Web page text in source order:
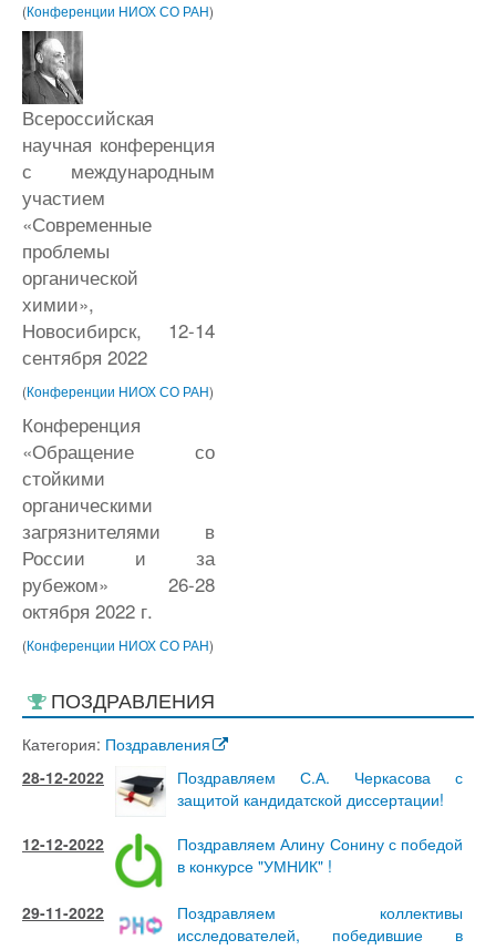
(Конференции НИОХ СО РАН)
Всероссийская
научная конференция
с международным
участием
«Современные
проблемы
органической
химии»,
Новосибирск, 12-14
сентября 2022
(Конференции НИОХ СО РАН)
Конференция
«Обращение со
стойкими
органическими
загрязнителями в
России и за
рубежом» 26-28
октября 2022 г.
(Конференции НИОХ СО РАН)
ПОЗДРАВЛЕНИЯ
Категория: Поздравления
28-12-2022
Поздравляем С.А. Черкасова с
защитой кандидатской диссертации!
12-12-2022
Поздравляем Алину Сонину с победой
в конкурсе "УМНИК" !
29-11-2022
Поздравляем коллективы
исследователей, победившие в